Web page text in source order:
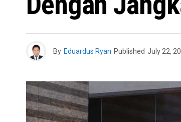
By Eduardus Ryan Published July 22,